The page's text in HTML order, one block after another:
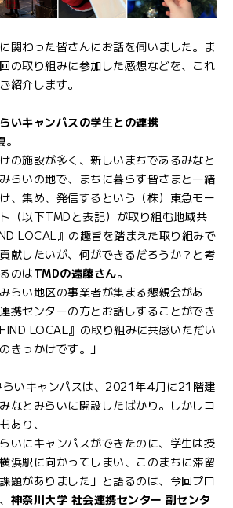
関わった皆さんにお話を伺いました。ま
の取り組みに参加した感想などを、これ
紹介します。
いキャンパスの学生との連携
の施設が多く、新しいまちであるみなと
らいの地で、まちに暮らす皆さまと一緒
、集め、発信するという（株）東急モー
（以下TMDと表記）が取り組む地域共
LOCAL』の趣旨を踏まえた取り組みで
献したいが、何ができるだろうか？と考
のはTMDの遠藤さん。
らい地区の事業者が集まる懇親会があ
携センターの方とお話しすることができ
LOCAL』の取り組みに共感いただい
きっかけです。」
らいキャンパスは、2021年4月に21階建
なとみらいに開設したばかり。しかしコ
あり、
いにキャンパスができたのに、学生は授
浜駅に向かってしまい、このまちに滞留
題がありました」と語るのは、今回プロ
神奈川大学 社会連携センター 副センタ